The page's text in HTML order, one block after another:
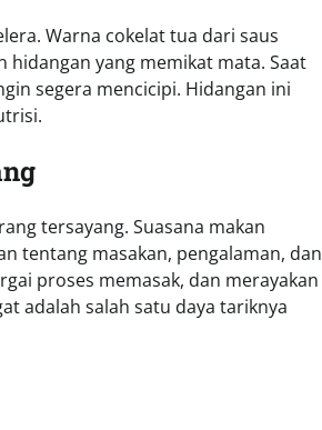
Warna cokelat tua dari saus
yang memikat mata. Saat
segera mencicipi. Hidangan ini
tersayang. Suasana makan
tentang masakan, pengalaman, dan
proses memasak, dan merayakan
adalah salah satu daya tariknya